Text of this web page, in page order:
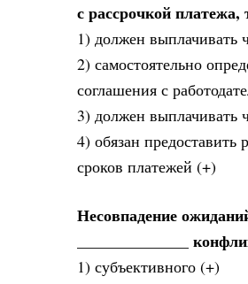
с рассрочкой платежа,
1) должен выплачивать
2) самостоятельно
соглашения с
3) должен выплачивать
4) обязан
сроков платежей (+)
Несовпадение
______________
1) субъективного (+)